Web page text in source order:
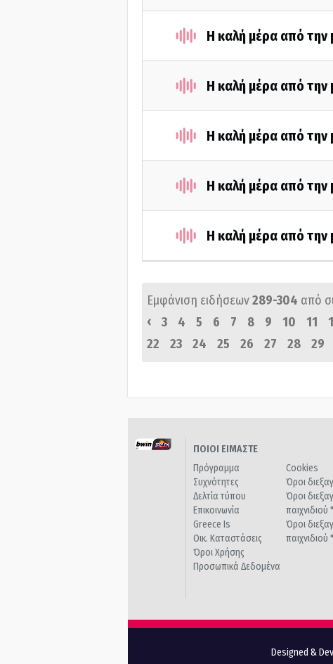
Η καλή μέρα από
Η καλή μέρα από
Η καλή μέρα από
Η καλή μέρα από
Η καλή μέρα από
Εμφάνιση ειδήσεων289-304 από
‹
3 4 5 6 7 8 9 10 11
22
23 24 25 26 27 28 29
ΠΟΙΟΙ ΕΙΜΑΣΤΕ
Πρόγραμμα
Συχνότητες
Δελτία τύπου
Επικοινωνία
Greece Is
Οικ. Καταστάσεις
Όροι Χρήσης
Προσωπικά Δεδομένα
Cookies
Όροι
Όροι
Όροι
Designed &